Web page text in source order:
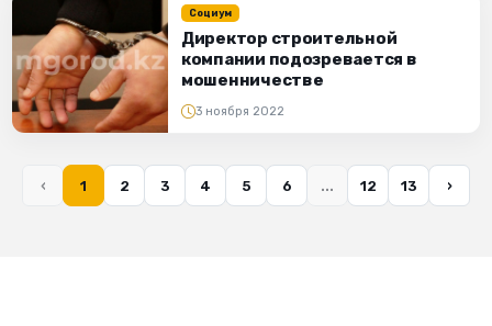
Социум
Директор строительной
компании подозревается в
мошенничестве
3 ноября 2022
‹ 1 2 3 4 5 6 ... 12 13 ›